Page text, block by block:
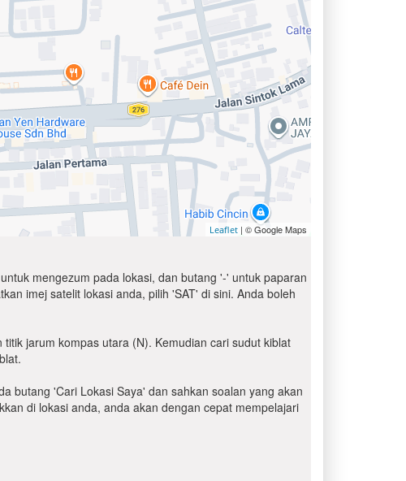
Leaflet | © Google Maps
mengezum pada lokasi, dan butang '-' untuk paparan
imej satelit lokasi anda, pilih 'SAT' di sini. Anda boleh
jarum kompas utara (N). Kemudian cari sudut kiblat
butang 'Cari Lokasi Saya' dan sahkan soalan yang akan
di lokasi anda, anda akan dengan cepat mempelajari